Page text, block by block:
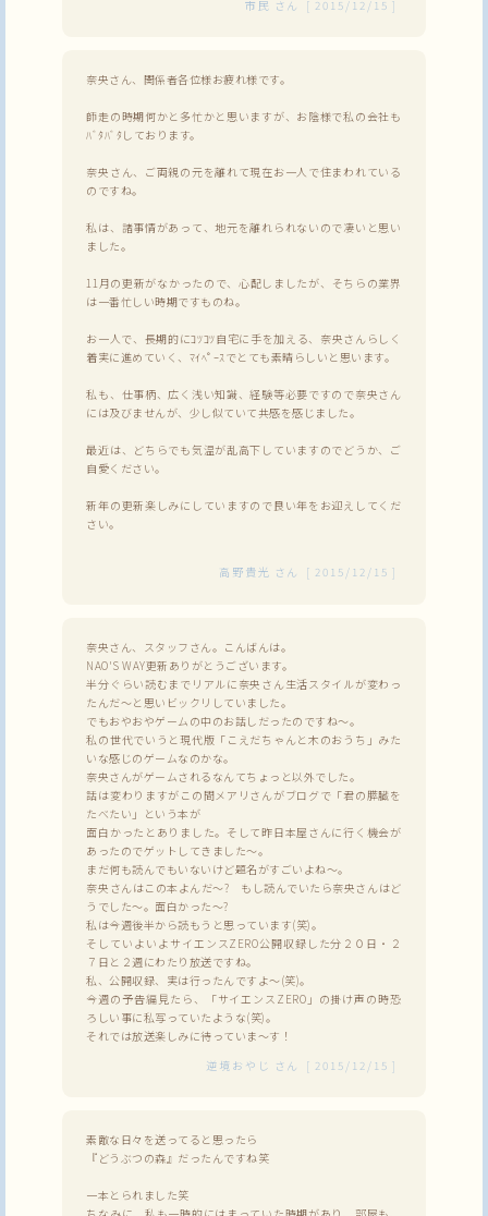
市民 さん [ 2015/12/15 ]
奈央さん、関係者各位様お疲れ様です。
師走の時期何かと多忙かと思いますが、お陰様で私の会社も
ﾊﾞﾀﾊﾞﾀしております。
奈央さん、ご両親の元を離れて現在お一人で住まわれている
のですね。
私は、諸事情があって、地元を離れられないので凄いと思い
ました。
11月の更新がなかったので、心配しましたが、そちらの業界
は一番忙しい時期ですものね。
お一人で、長期的にｺﾂｺﾂ自宅に手を加える、奈央さんらしく
着実に進めていく、ﾏｲﾍﾟｰｽでとても素晴らしいと思います。
私も、仕事柄、広く浅い知識、経験等必要ですので奈央さん
には及びませんが、少し似ていて共感を感じました。
最近は、どちらでも気温が乱高下していますのでどうか、ご
自愛ください。
新年の更新楽しみにしていますので良い年をお迎えしてくだ
さい。
高野貴光 さん [ 2015/12/15 ]
奈央さん、スタッフさん。こんばんは。
NAO'S WAY更新ありがとうございます。
半分ぐらい読むまでリアルに奈央さん生活スタイルが変わっ
たんだ～と思いビックリしていました。
でもおやおやゲームの中のお話しだったのですね～。
私の世代でいうと現代版「こえだちゃんと木のおうち」みた
いな感じのゲームなのかな。
奈央さんがゲームされるなんてちょっと以外でした。
話は変わりますがこの間メアリさんがブログで「君の膵臓を
たべたい」という本が
面白かったとありました。そして昨日本屋さんに行く機会が
あったのでゲットしてきました～。
まだ何も読んでもいないけど題名がすごいよね～。
奈央さんはこの本よんだ～? もし読んでいたら奈央さんはど
うでした～。面白かった～?
私は今週後半から読もうと思っています(笑)。
そしていよいよサイエンスZERO公開収録した分２０日・２
７日と２週にわたり放送ですね。
私、公開収録、実は行ったんですよ～(笑)。
今週の予告編見たら、「サイエンスZERO」の掛け声の時恐
ろしい事に私写っていたような(笑)。
それでは放送楽しみに待っていま～す！
逆境おやじ さん [ 2015/12/15 ]
素敵な日々を送ってると思ったら
『どうぶつの森』だったんですね笑
一本とられました笑